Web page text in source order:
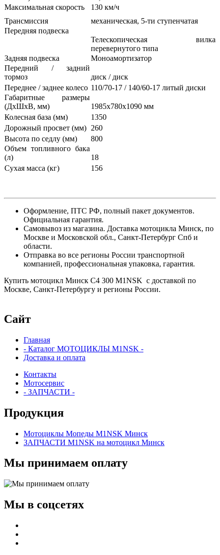
Максимальная скорость
130 км/ч
Трансмиссия
механическая, 5-ти ступенчатая
Передняя подвеска
Телескопическая вилка
перевернутого типа
Задняя подвеска
Моноамортизатор
Передний / задний
тормоз
диск / диск
Переднее / заднее колесо 110/70-17 / 140/60-17 литый диски
Габаритные размеры
(ДxШxВ, мм)
1985x780x1090 мм
Колесная база (мм)
1350
Дорожный просвет (мм) 260
Высота по седлу (мм)
800
Объем топливного бака
(л)
18
Сухая масса (кг)
156
Оформление, ПТС РФ, полный пакет документов.
Официальная гарантия.
Самовывоз из магазина. Доставка мотоцикла Минск, по
Москве и Московской обл., Санкт-Петербург Спб и
области.
Отправка во все регионы России транспортной
компанией, профессиональная упаковка, гарантия.
Купить мотоцикл Mинск C4 300 M1NSK с доставкой по
Москве, Санкт-Петербургу и регионы России.
Сайт
Главная
- Каталог МОТОЦИКЛЫ M1NSK -
Доставка и оплата
Контакты
Мотосервис
- ЗАПЧАСТИ -
Продукция
Мотоциклы Мопеды M1NSK Минск
ЗАПЧАСТИ M1NSK на мотоцикл Минск
Мы принимаем оплату
Мы в соцсетях